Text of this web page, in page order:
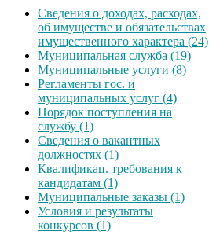
Сведения о доходах, расходах,
об имуществе и обязательствах
имущественного характера (24)
Муниципальная служба (19)
Муниципальные услуги (8)
Регламенты гос. и
муниципальных услуг (4)
Порядок поступления на
службу (1)
Сведения о вакантных
должностях (1)
Квалификац. требования к
кандидатам (1)
Муниципальные заказы (1)
Условия и результаты
конкурсов (1)